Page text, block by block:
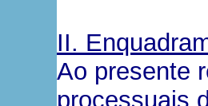
II.
Ao presente
processuais